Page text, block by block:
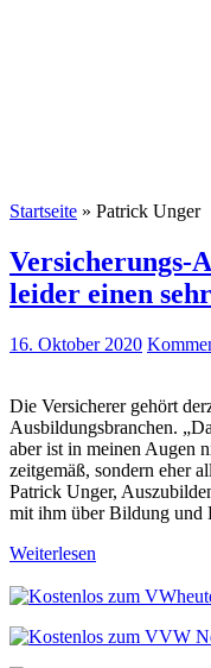
Startseite » Patrick Unger
Versicherungs-
leider einen
16. Oktober 2020
Die Versicherer gehört
Ausbildungsbranchen.
aber ist in meinen Augen
zeitgemäß, sondern eher
Patrick Unger,
mit ihm über Bildung und
Weiterlesen